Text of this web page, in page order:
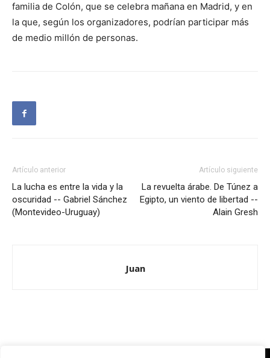
familia de Colón, que se celebra mañana en Madrid, y en
la que, según los organizadores, podrían participar más
de medio millón de personas.
Artículo anterior
La lucha es entre la vida y la
oscuridad -- Gabriel Sánchez
(Montevideo-Uruguay)
Artículo siguiente
La revuelta árabe. De Túnez a
Egipto, un viento de libertad --
Alain Gresh
Juan